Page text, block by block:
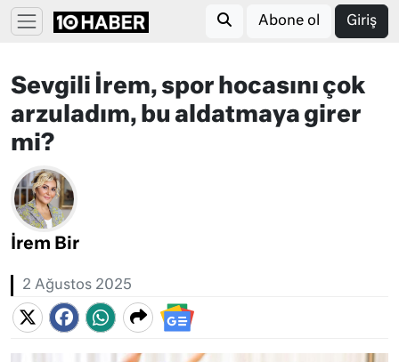
Abone ol Giriş
Sevgili İrem, spor hocasını çok
arzuladım, bu aldatmaya girer
mi?
İrem Bir
2 Ağustos 2025